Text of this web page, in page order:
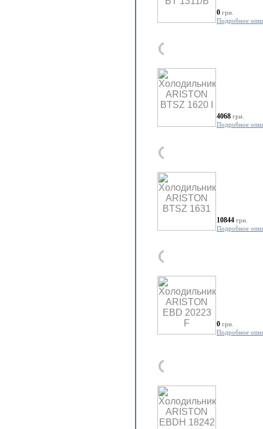
0 грн.
Подробное
4068 грн.
Подробное
10844 грн.
Подробное
0 грн.
Подробное